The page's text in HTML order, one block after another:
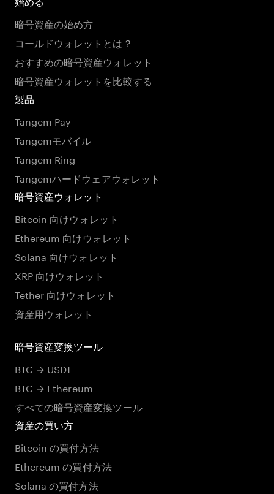
暗号資産の始め方
コールドウォレットとは？
おすすめの暗号資産ウォレット
暗号資産ウォレットを比較する
製品
Tangem Pay
Tangemモバイル
Tangem Ring
Tangemハードウェアウォレット
暗号資産ウォレット
Bitcoin 向けウォレット
Ethereum 向けウォレット
Solana 向けウォレット
XRP 向けウォレット
Tether 向けウォレット
資産用ウォレット
暗号資産変換ツール
BTC → USDT
BTC → Ethereum
すべての暗号資産変換ツール
資産の買い方
Bitcoin の買付方法
Ethereum の買付方法
Solana の買付方法